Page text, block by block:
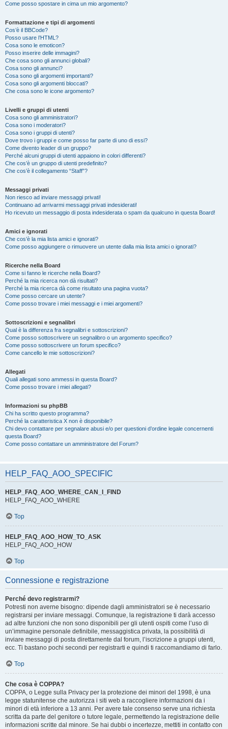
Come posso spostare in cima un mio argomento?
Formattazione e tipi di argomenti
Cos’è il BBCode?
Posso usare l’HTML?
Cosa sono le emoticon?
Posso inserire delle immagini?
Che cosa sono gli annunci globali?
Cosa sono gli annunci?
Cosa sono gli argomenti importanti?
Cosa sono gli argomenti bloccati?
Che cosa sono le icone argomento?
Livelli e gruppi di utenti
Cosa sono gli amministratori?
Cosa sono i moderatori?
Cosa sono i gruppi di utenti?
Dove trovo i gruppi e come posso far parte di uno di essi?
Come divento leader di un gruppo?
Perché alcuni gruppi di utenti appaiono in colori differenti?
Che cos’è un gruppo di utenti predefinito?
Che cos’è il collegamento “Staff”?
Messaggi privati
Non riesco ad inviare messaggi privati!
Continuano ad arrivarmi messaggi privati indesiderati!
Ho ricevuto un messaggio di posta indesiderata o spam da qualcuno in questa Board!
Amici e ignorati
Che cos’è la mia lista amici e ignorati?
Come posso aggiungere o rimuovere un utente dalla mia lista amici o ignorati?
Ricerche nella Board
Come si fanno le ricerche nella Board?
Perché la mia ricerca non dà risultati?
Perché la mia ricerca dà come risultato una pagina vuota?
Come posso cercare un utente?
Come posso trovare i miei messaggi e i miei argomenti?
Sottoscrizioni e segnalibri
Qual è la differenza fra segnalibri e sottoscrizioni?
Come posso sottoscrivere un segnalibro o un argomento specifico?
Come posso sottoscrivere un forum specifico?
Come cancello le mie sottoscrizioni?
Allegati
Quali allegati sono ammessi in questa Board?
Come posso trovare i miei allegati?
Informazioni su phpBB
Chi ha scritto questo programma?
Perché la caratteristica X non è disponibile?
Chi devo contattare per segnalare abusi e/o per questioni d’ordine legale concernenti
questa Board?
Come posso contattare un amministratore del Forum?
HELP_FAQ_AOO_SPECIFIC
HELP_FAQ_AOO_WHERE_CAN_I_FIND
HELP_FAQ_AOO_WHERE
Top
HELP_FAQ_AOO_HOW_TO_ASK
HELP_FAQ_AOO_HOW
Top
Connessione e registrazione
Perché devo registrarmi?
Potresti non averne bisogno: dipende dagli amministratori se è necessario
registrarsi per inviare messaggi. Comunque, la registrazione ti darà accesso
ad altre funzioni che non sono disponibili per gli utenti ospiti come l’uso di
un’immagine personale definibile, messaggistica privata, la possibilità di
inviare messaggi di posta direttamente dal forum, l’iscrizione a gruppi utenti,
ecc. Ti bastano pochi secondi per registrarti e quindi ti raccomandiamo di farlo.
Top
Che cosa è COPPA?
COPPA, o Legge sulla Privacy per la protezione dei minori del 1998, è una
legge statunitense che autorizza i siti web a raccogliere informazioni da i
minori di età inferiore a 13 anni. Per avere tale consenso serve una richiesta
scritta da parte del genitore o tutore legale, permettendo la registrazione delle
informazioni scritte dal minore. Se hai dubbi o incertezze, mettiti in contatto con